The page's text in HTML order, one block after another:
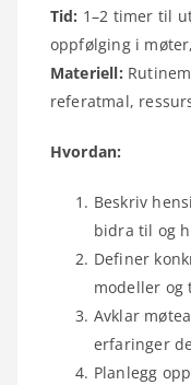
Tid: 1–2 timer til
oppfølging i
Materiell:
referatmal,
Hvordan:
Beskriv
bidra til og
Definer
modeller og
Avklar
erfaringer
Planlegg